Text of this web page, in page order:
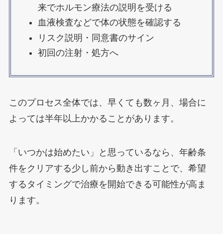
来でホルモン療法の説明を受ける
血液検査などで体の状態を確認する
リスク説明・同意書のサイン
初回の注射・処方へ
このプロセス全体では、早くても数ヶ月、場合に
よっては半年以上かかることがあります。
「いつかは始めたい」と思っているなら、年齢条
件をクリアする少し前から動き出すことで、希望
するタイミングで治療を開始できる可能性が高ま
ります。